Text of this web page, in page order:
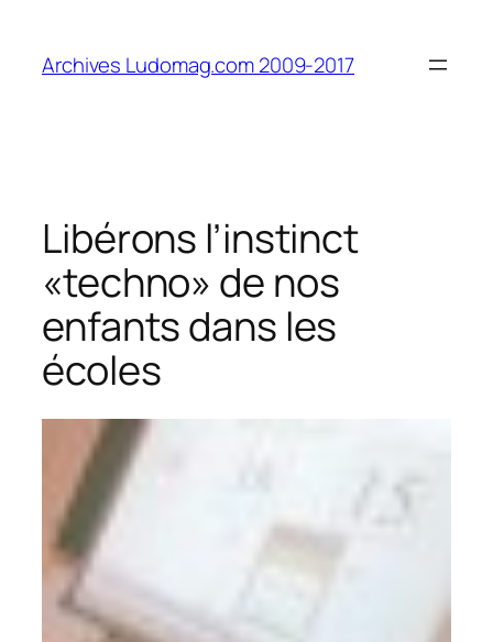
contenu
Archives Ludomag.com 2009-2017
Libérons l’instinct
«techno» de nos
enfants dans les
écoles